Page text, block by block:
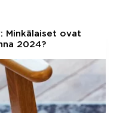
Minkälaiset ovat
2024?